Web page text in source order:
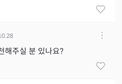
해주실 분 있나요?